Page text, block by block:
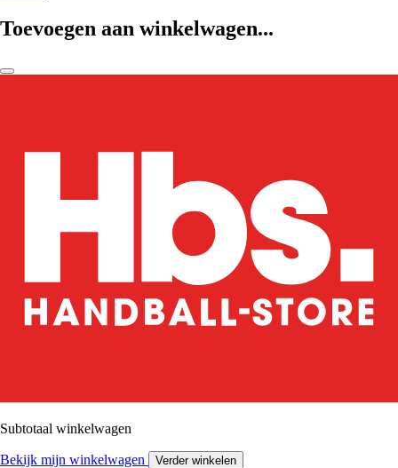
Toevoegen aan winkelwagen...
Subtotaal winkelwagen
Bekijk mijn winkelwagen Verder winkelen